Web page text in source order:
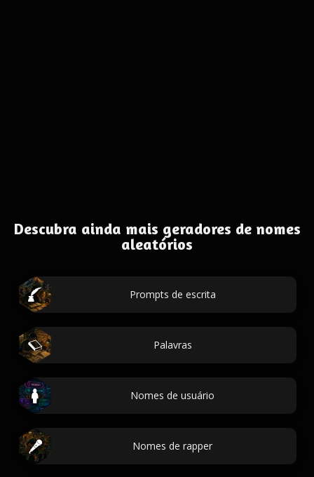
Descubra ainda mais geradores de nomes
aleatórios
Prompts de escrita
Palavras
Nomes de usuário
Nomes de rapper